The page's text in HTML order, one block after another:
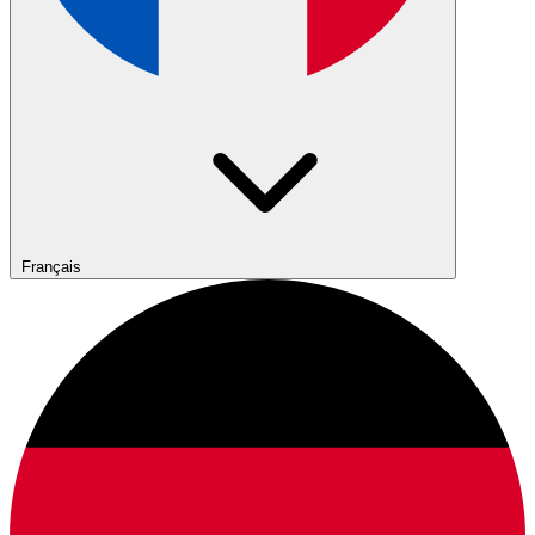
Français